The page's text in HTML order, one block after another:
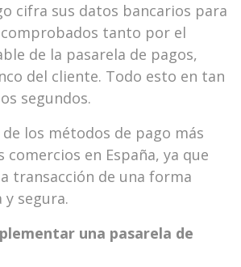
cifra sus datos bancarios para
tanto por el
de la pasarela de pagos,
del cliente. Todo esto en tan
segundos.
los métodos de pago más
comercios en España, ya que
transacción de una forma
segura.
una pasarela de